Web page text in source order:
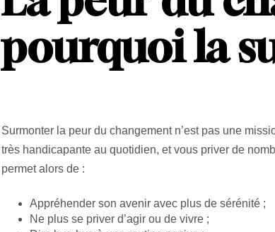
pourquoi la
Surmonter la peur du changement n’est pas une
très handicapante au quotidien, et vous priver de
permet alors de :
Appréhender son avenir avec plus de sérénité ;
Ne plus se priver d’agir ou de vivre ;